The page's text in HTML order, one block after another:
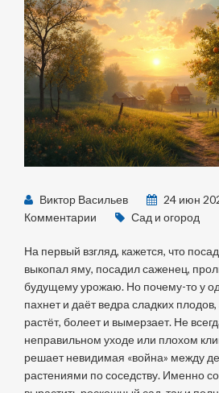
Виктор Васильев 24 июн
Комментарии
Сад и огород
На первый взгляд, кажется, что
выкопал яму, посадил саженец,
будущему урожаю. Но почему-то у
пахнет и даёт ведра сладких плодов,
растёт, болеет и вымерзает. Не
неправильном уходе или плохом
решает невидимая «война» между
растениями по соседству. Именно